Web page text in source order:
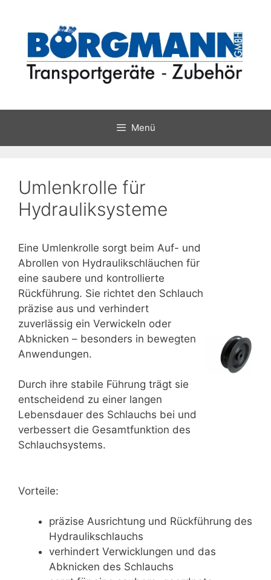
springen
Menü
Umlenkrolle für
Hydrauliksysteme
Eine Umlenkrolle sorgt beim Auf- und
Abrollen von Hydraulikschläuchen für
eine saubere und kontrollierte
Rückführung. Sie richtet den Schlauch
präzise aus und verhindert
zuverlässig ein Verwickeln oder
Abknicken – besonders in bewegten
Anwendungen.
Durch ihre stabile Führung trägt sie
entscheidend zu einer langen
Lebensdauer des Schlauchs bei und
verbessert die Gesamtfunktion des
Schlauchsystems.
Vorteile:
präzise Ausrichtung und Rückführung des
Hydraulikschlauchs
verhindert Verwicklungen und das
Abknicken des Schlauchs